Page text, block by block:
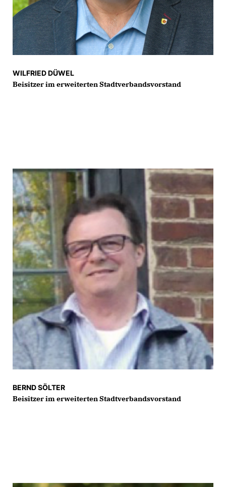
WILFRIED DÜWEL
Beisitzer im erweiterten Stadtverbandsvorstand
BERND SÖLTER
Beisitzer im erweiterten Stadtverbandsvorstand